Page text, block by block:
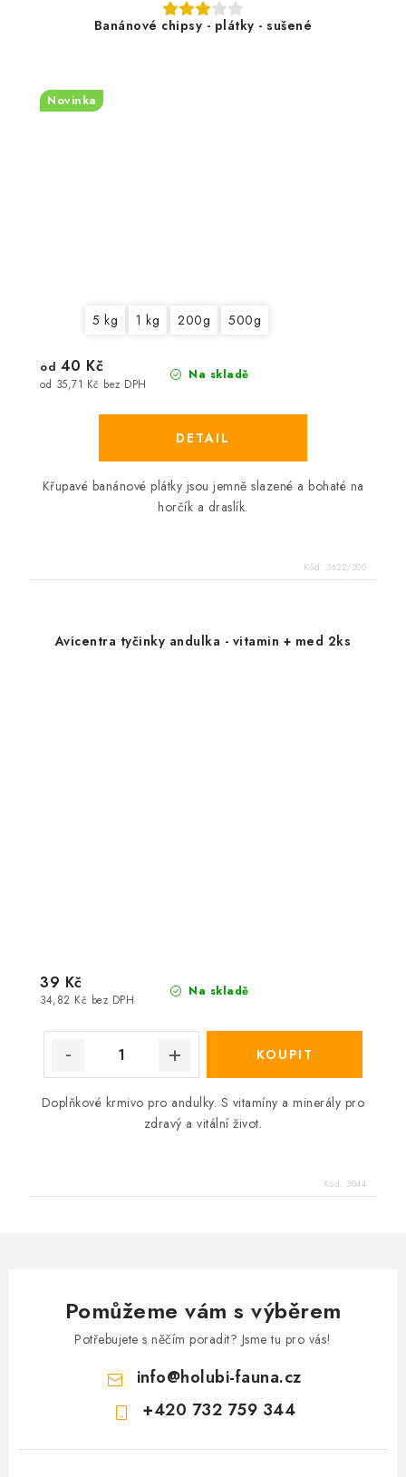
Banánové chipsy - plátky - sušené
Novinka
5 kg 1 kg 200g 500g
Na skladě
od 35,71 Kč bez DPH
od 40 Kč
Křupavé banánové plátky jsou jemně slazené a bohaté na
horčík a draslík.
Kód: 3622/200
Avicentra tyčinky andulka - vitamin + med 2ks
Na skladě
34,82 Kč bez DPH
39 Kč
Doplňkové krmivo pro andulky. S vitamíny a minerály pro
zdravý a vitální život.
Kód: 3044
Pomůžeme vám s výběrem
Potřebujete s něčím poradit? Jsme tu pro vás!
info@holubi-fauna.cz
+420 732 759 344